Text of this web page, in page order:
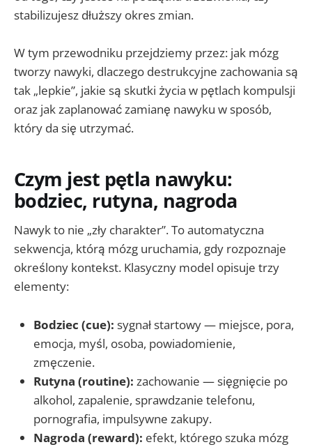
stabilizujesz dłuższy okres zmian.
W tym przewodniku przejdziemy przez: jak mózg
tworzy nawyki, dlaczego destrukcyjne zachowania są
tak „lepkie”, jakie są skutki życia w pętlach kompulsji
oraz jak zaplanować zamianę nawyku w sposób,
który da się utrzymać.
Czym jest pętla nawyku:
bodziec, rutyna, nagroda
Nawyk to nie „zły charakter”. To automatyczna
sekwencja, którą mózg uruchamia, gdy rozpoznaje
określony kontekst. Klasyczny model opisuje trzy
elementy:
Bodziec (cue): sygnał startowy — miejsce, pora,
emocja, myśl, osoba, powiadomienie,
zmęczenie.
Rutyna (routine): zachowanie — sięgnięcie po
alkohol, zapalenie, sprawdzanie telefonu,
pornografia, impulsywne zakupy.
Nagroda (reward): efekt, którego szuka mózg